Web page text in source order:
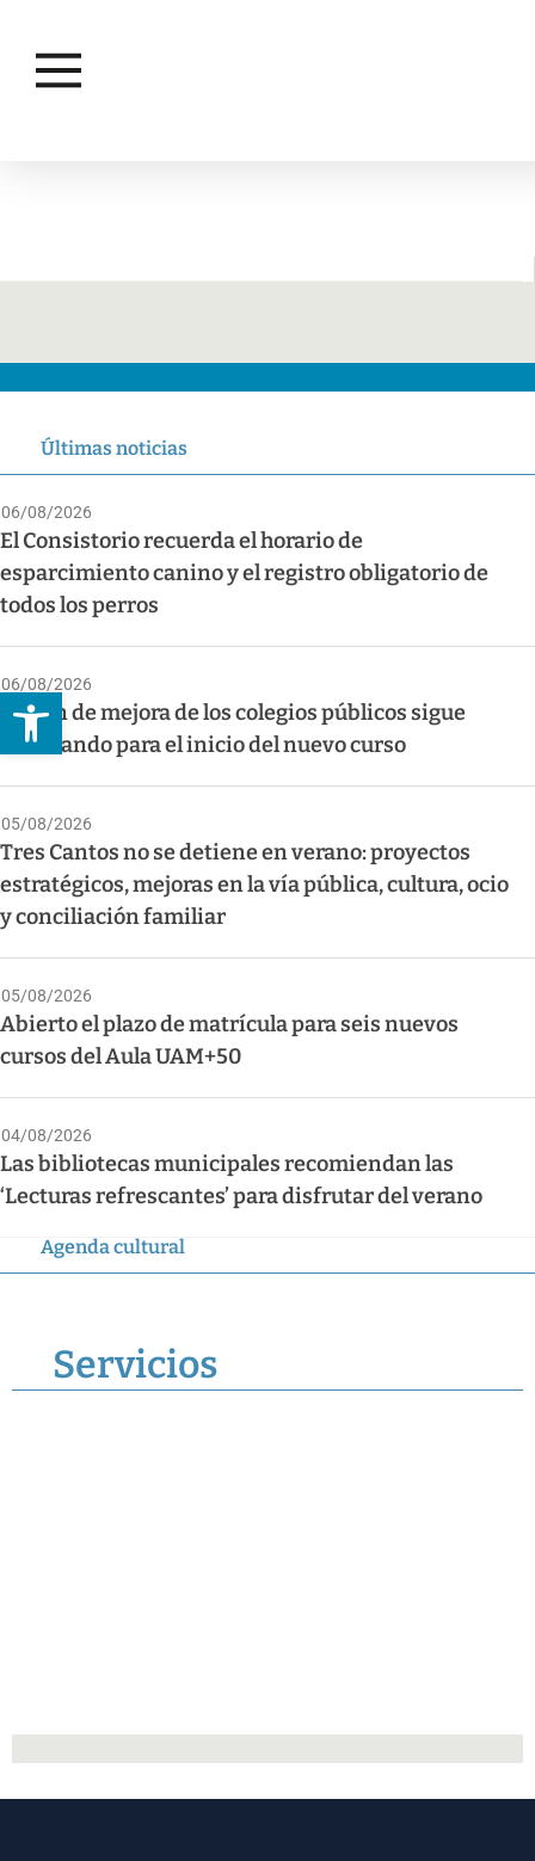
Abrir barra de herramientas
Últimas noticias
06/08/2026
El Consistorio recuerda el horario de
esparcimiento canino y el registro obligatorio de
todos los perros
06/08/2026
El plan de mejora de los colegios públicos sigue
avanzando para el inicio del nuevo curso
05/08/2026
Tres Cantos no se detiene en verano: proyectos
estratégicos, mejoras en la vía pública, cultura, ocio
y conciliación familiar
05/08/2026
Abierto el plazo de matrícula para seis nuevos
cursos del Aula UAM+50
04/08/2026
Las bibliotecas municipales recomiendan las
‘Lecturas refrescantes’ para disfrutar del verano
Agenda cultural
Servicios